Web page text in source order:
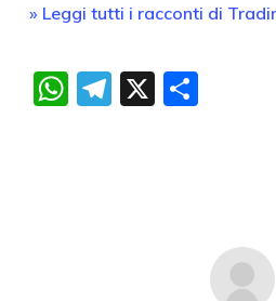
» Leggi tutti i racconti di
WhatsApp
Telegram
X